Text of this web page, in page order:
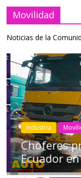
Movilidad
Noticias de la
Industria
Choferes
Ecuador